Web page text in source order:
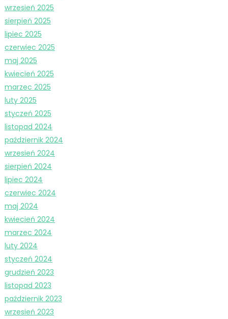
wrzesień 2025
sierpień 2025
lipiec 2025
czerwiec 2025
maj 2025
kwiecień 2025
marzec 2025
luty 2025
styczeń 2025
listopad 2024
październik 2024
wrzesień 2024
sierpień 2024
lipiec 2024
czerwiec 2024
maj 2024
kwiecień 2024
marzec 2024
luty 2024
styczeń 2024
grudzień 2023
listopad 2023
październik 2023
wrzesień 2023